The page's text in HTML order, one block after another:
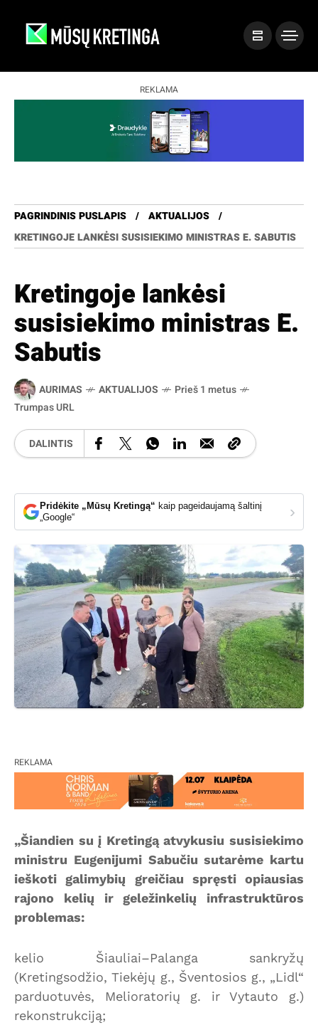
REKLAMA
PAGRINDINIS PUSLAPIS
AKTUALIJOS
KRETINGOJE LANKĖSI SUSISIEKIMO MINISTRAS E. SABUTIS
Kretingoje lankėsi
susisiekimo ministras E.
Sabutis
AURIMAS AKTUALIJOS
Prieš 1 metus
Trumpas URL
DALINTIS
Pridėkite „Mūsų Kretingą“ kaip pageidaujamą šaltinį
„Google“
›
REKLAMA
„Šiandien su į Kretingą atvykusiu susisiekimo
ministru Eugenijumi Sabučiu sutarėme kartu
ieškoti galimybių greičiau spręsti opiausias
rajono kelių ir geležinkelių infrastruktūros
problemas:
kelio Šiauliai–Palanga sankryžų
(Kretingsodžio, Tiekėjų g., Šventosios g., „Lidl“
parduotuvės, Melioratorių g. ir Vytauto g.)
rekonstrukciją;